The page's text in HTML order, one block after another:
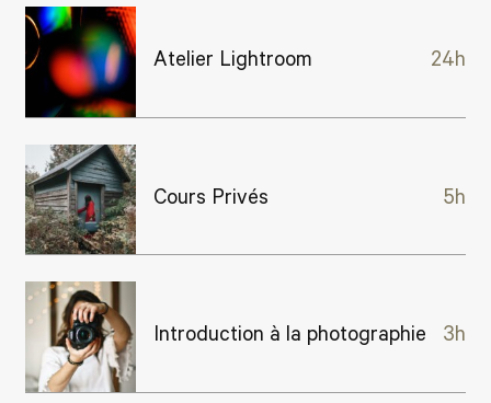
Atelier Lightroom 24h
Cours Privés 5h
Introduction à la photographie 3h